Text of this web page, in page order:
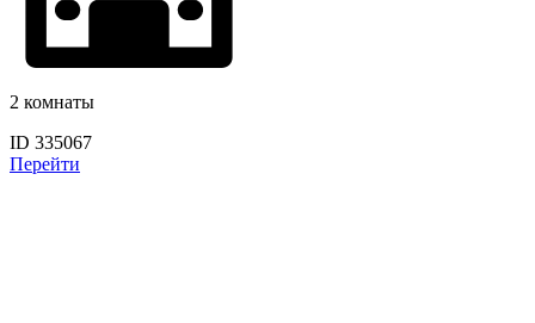
2 комнаты
ID 335067
Перейти